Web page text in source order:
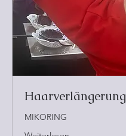
Haarverlängerung
MIKORING